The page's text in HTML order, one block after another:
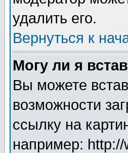
удалить его.
Вернуться к
Могу ли я
Вы можете
возможности
ссылку на
например: